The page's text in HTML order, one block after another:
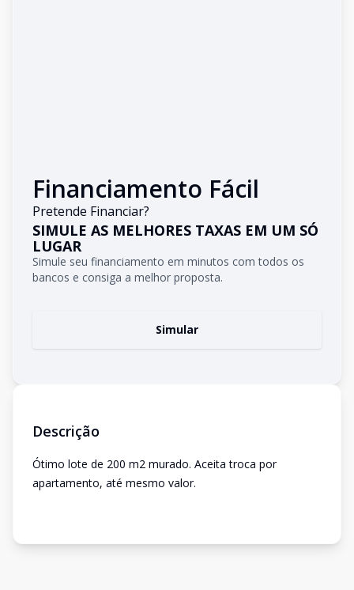
Financiamento Fácil
Pretende Financiar?
SIMULE AS MELHORES TAXAS EM UM SÓ
LUGAR
Simule seu financiamento em minutos com todos os
bancos e consiga a melhor proposta.
Simular
Descrição
Ótimo lote de 200 m2 murado. Aceita troca por
apartamento, até mesmo valor.